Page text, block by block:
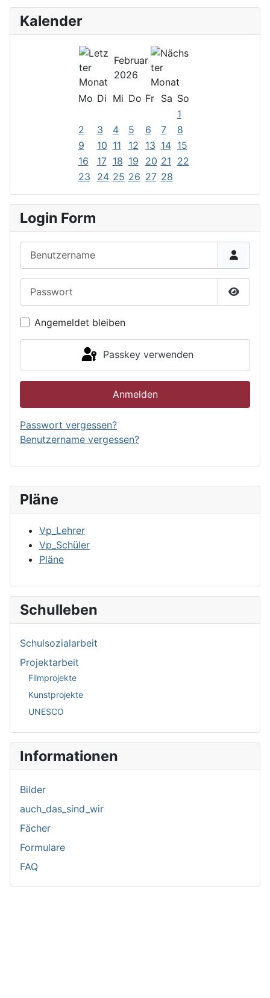
Pläne
Vp_Lehrer
Vp_Schüler
Pläne
Schulleben
Schulsozialarbeit
Projektarbeit
Filmprojekte
Kunstprojekte
UNESCO
Informationen
Bilder
auch_das_sind_wir
Fächer
Formulare
FAQ
Kalender
Februar
2026
Mo Di Mi Do Fr Sa So
1
2
3 4 5 6 7
8
9
10 11 12 13 14 15
16
17 18 19 20 21 22
23
24 25 26 27 28
Login Form
Angemeldet bleiben
Passkey verwenden
Anmelden
Passwort vergessen?
Benutzername vergessen?